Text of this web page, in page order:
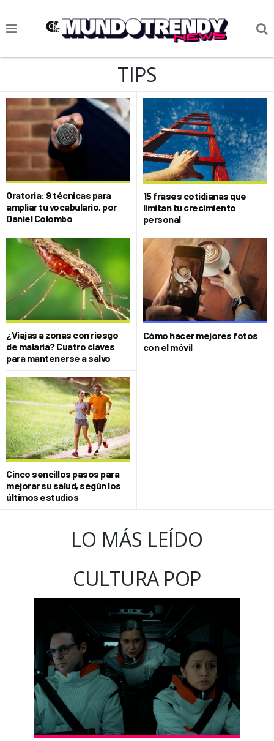
NOTICIAS
CIENCIA Y TECNOLOGÍA
VIDA
SOCIEDAD
CULTURIZANDO.COM
TIPS
Oratoria: 9 técnicas para
ampliar tu vocabulario, por
Daniel Colombo
15 frases cotidianas que
limitan tu crecimiento
personal
¿Viajas a zonas con riesgo
de malaria? Cuatro claves
para mantenerse a salvo
Cómo hacer mejores fotos
con el móvil
Cinco sencillos pasos para
mejorar su salud, según los
últimos estudios
LO MÁS LEÍDO
CULTURA POP